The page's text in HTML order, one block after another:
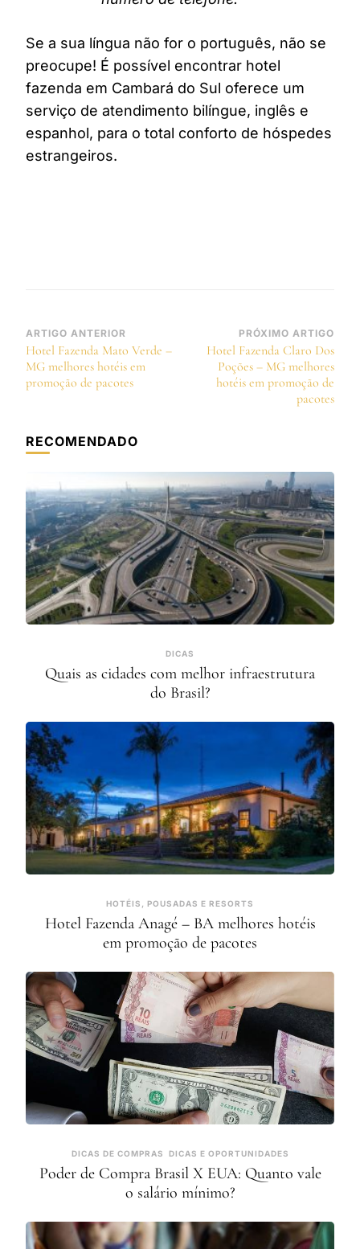
Se a sua língua não for o português, não se
preocupe! É possível encontrar hotel
fazenda em Cambará do Sul oferece um
serviço de atendimento bilíngue, inglês e
espanhol, para o total conforto de hóspedes
estrangeiros.
Navegação
de
post
ARTIGO ANTERIOR
Hotel Fazenda Mato Verde –
MG melhores hotéis em
promoção de pacotes
PRÓXIMO ARTIGO
Hotel Fazenda Claro Dos
Poções – MG melhores
hotéis em promoção de
pacotes
RECOMENDADO
DICAS
Quais as cidades com melhor infraestrutura
do Brasil?
HOTÉIS, POUSADAS E RESORTS
Hotel Fazenda Anagé – BA melhores hotéis
em promoção de pacotes
DICAS DE COMPRAS DICAS E OPORTUNIDADES
Poder de Compra Brasil X EUA: Quanto vale
o salário mínimo?